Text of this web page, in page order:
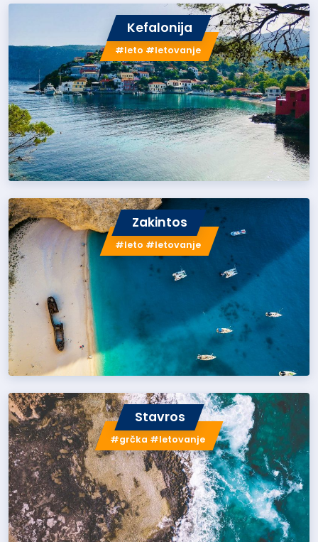
Kefalonija
#leto #letovanje
Zakintos
#leto #letovanje
Stavros
#grčka #letovanje